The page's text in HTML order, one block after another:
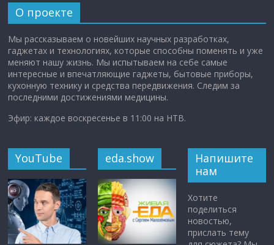
О проекте
Мы рассказываем о новейших научных разработках,
гаджетах и технологиях, которые способны поменять и уже
меняют нашу жизнь. Мы испытываем на себе самые
интересные и впечатляющие гаджеты, бытовые приборы,
кухонную технику и средства передвижения. Следим за
последними достижениями медицины.
Эфир: каждое воскресенье в 11:00 на НТВ.
YouTube eda.show
Напишите
нам
Хотите
поделиться
новостью,
прислать тему